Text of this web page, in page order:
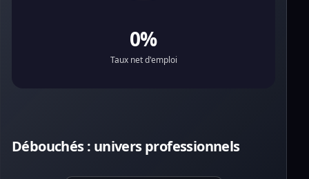
0%
Taux net d'emploi
Débouchés : univers professionnels